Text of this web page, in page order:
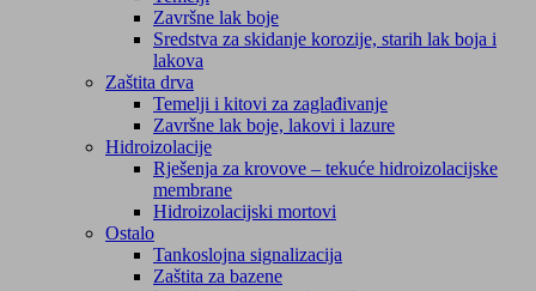
Završne lak boje
Sredstva za skidanje korozije, starih lak boja i
lakova
Zaštita drva
Temelji i kitovi za zaglađivanje
Završne lak boje, lakovi i lazure
Hidroizolacije
Rješenja za krovove – tekuće hidroizolacijske
membrane
Hidroizolacijski mortovi
Ostalo
Tankoslojna signalizacija
Zaštita za bazene